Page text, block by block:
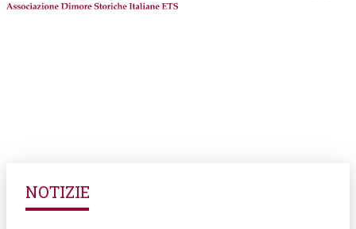
NOTIZIE